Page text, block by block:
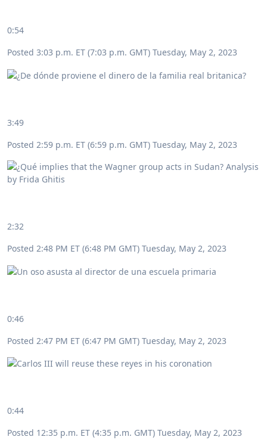
0:54
Posted 3:03 p.m. ET (7:03 p.m. GMT) Tuesday, May 2, 2023
3:49
Posted 2:59 p.m. ET (6:59 p.m. GMT) Tuesday, May 2, 2023
2:32
Posted 2:48 PM ET (6:48 PM GMT) Tuesday, May 2, 2023
0:46
Posted 2:47 PM ET (6:47 PM GMT) Tuesday, May 2, 2023
0:44
Posted 12:35 p.m. ET (4:35 p.m. GMT) Tuesday, May 2, 2023